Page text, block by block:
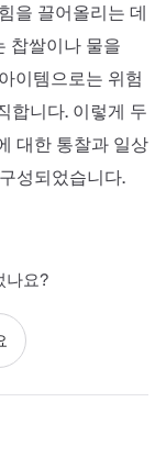
을 끌어올리는 데
찹쌀이나 물을
이템으로는 위험
합니다. 이렇게 두
대한 통찰과 일상
성되었습니다.
나요?